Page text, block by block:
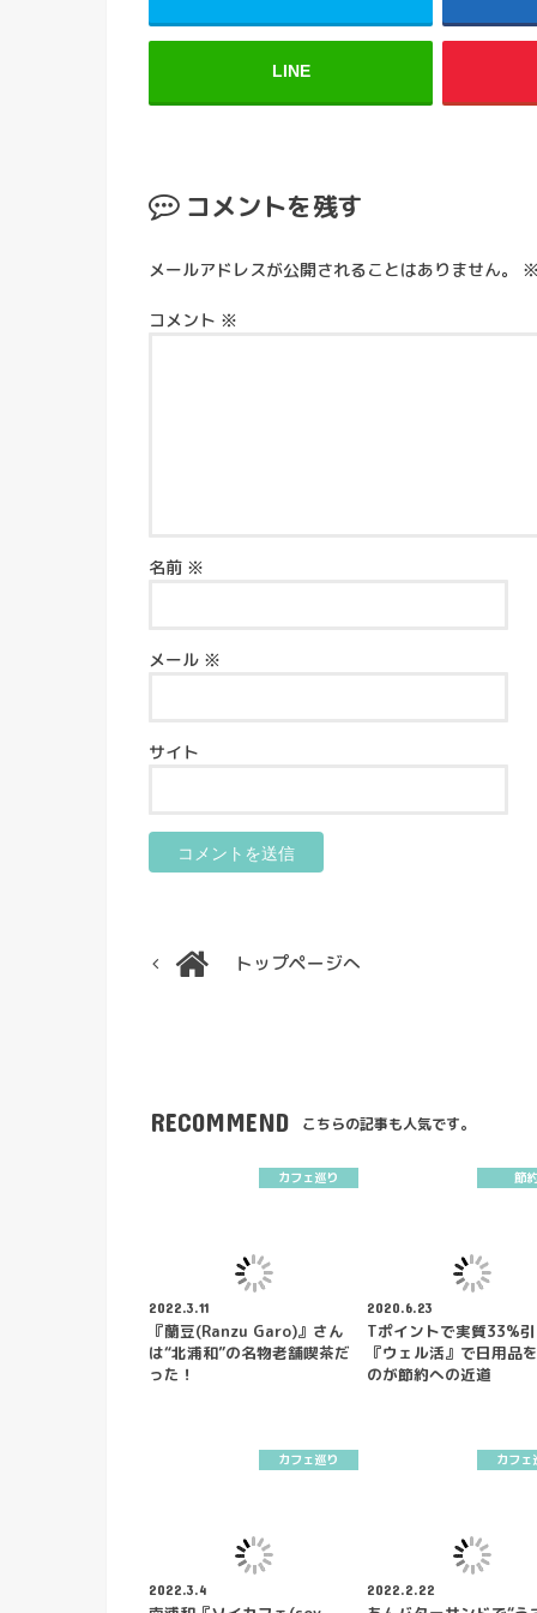
LINE
コメントを残す
メールアドレスが公開されることはありません。
コメント ※
名前 ※
メール ※
サイト
トップページへ
RECOMMEND こちらの記事も人気です。
カフェ巡り
2022.3.11
『蘭豆(Ranzu Garo)』さん
は“北浦和”の名物老舗喫茶だ
った！
節
2020.6.23
Tポイントで実質33%
『ウェル活』で日用品
のが節約への近道
カフェ巡り
2022.3.4
カフェ
2022.2.22